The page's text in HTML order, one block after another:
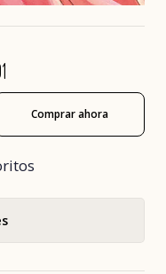
Comprar ahora